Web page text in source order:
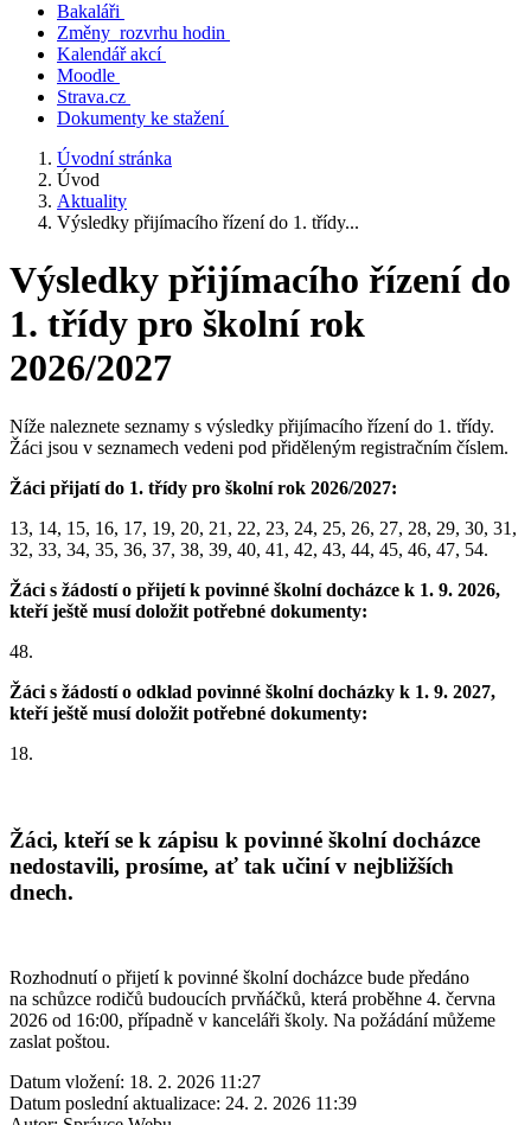
Bakaláři
Změny rozvrhu hodin
Kalendář akcí
Moodle
Strava.cz
Dokumenty ke stažení
Úvodní stránka
Úvod
Aktuality
Výsledky přijímacího řízení do 1. třídy...
Výsledky přijímacího řízení do
1. třídy pro školní rok
2026/2027
Níže naleznete seznamy s výsledky přijímacího řízení do 1. třídy.
Žáci jsou v seznamech vedeni pod přiděleným registračním číslem.
Žáci přijatí do 1. třídy pro školní rok 2026/2027:
13, 14, 15, 16, 17, 19, 20, 21, 22, 23, 24, 25, 26, 27, 28, 29, 30, 31,
32, 33, 34, 35, 36, 37, 38, 39, 40, 41, 42, 43, 44, 45, 46, 47, 54.
Žáci s žádostí o přijetí k povinné školní docházce k 1. 9. 2026,
kteříještě musí doložit potřebné dokumenty:
48.
Žáci s žádostí o odklad povinné školní docházky k 1. 9. 2027,
kteříještě musí doložit potřebné dokumenty:
18.
Žáci, kteří se k zápisu k povinné školní docházce
nedostavili, prosíme, ať tak učiní v nejbližších
dnech.
Rozhodnutí o přijetí k povinné školní docházce bude předáno
na schůzce rodičů budoucích prvňáčků, která proběhne 4. června
2026 od 16:00, případně v kanceláři školy. Na požádání můžeme
zaslat poštou.
Datum vložení: 18. 2. 2026 11:27
Datum poslední aktualizace: 24. 2. 2026 11:39